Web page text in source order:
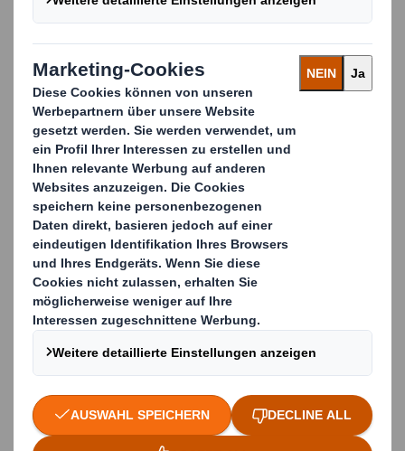
Das Thema Nachhaltigkeit in der
Durch Verbesserung Ihres Abfallmanagements
und Ihrer Recyclingaktivitäten können Sie
sicherstellen, dass Ihre Herstellungsprozesse
sauberer und umweltfreundlicher sind und die
Nachhaltigkeitsziele Ihres Unternehmens erreicht
werden.
Mit unserem Grundsatz „The Power of Less“
gewährleisten wir, dass Sie den besten Nutzen von
Ihrem Recycling erhalten und gleichzeitig die von
Ihnen aufgewendeten Ressourcen reduzieren. Wir
arbeiten gemeinsam mit Ihnen daran, Ihren Abfall
in einer für Sie realisierbaren Weise zu minimieren.
Kundenorientierung